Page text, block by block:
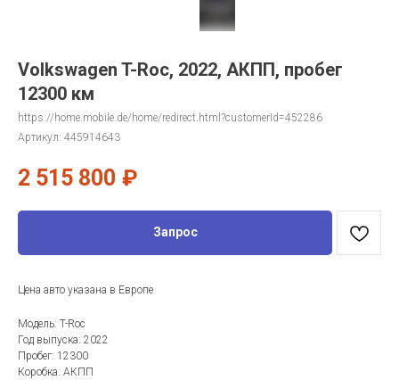
Volkswagen T-Roc, 2022, АКПП, пробег
12300 км
https://home.mobile.de/home/redirect.html?customerId=452286
Артикул: 445914643
2 515 800 ₽
Запрос
Цена авто указана в Европе
Модель: T-Roc
Год выпуска: 2022
Пробег: 12300
Коробка: АКПП